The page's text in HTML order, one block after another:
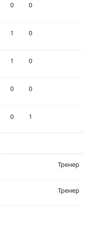
0 0
1 0
1 0
0 0
0 1
Тренер
Тренер